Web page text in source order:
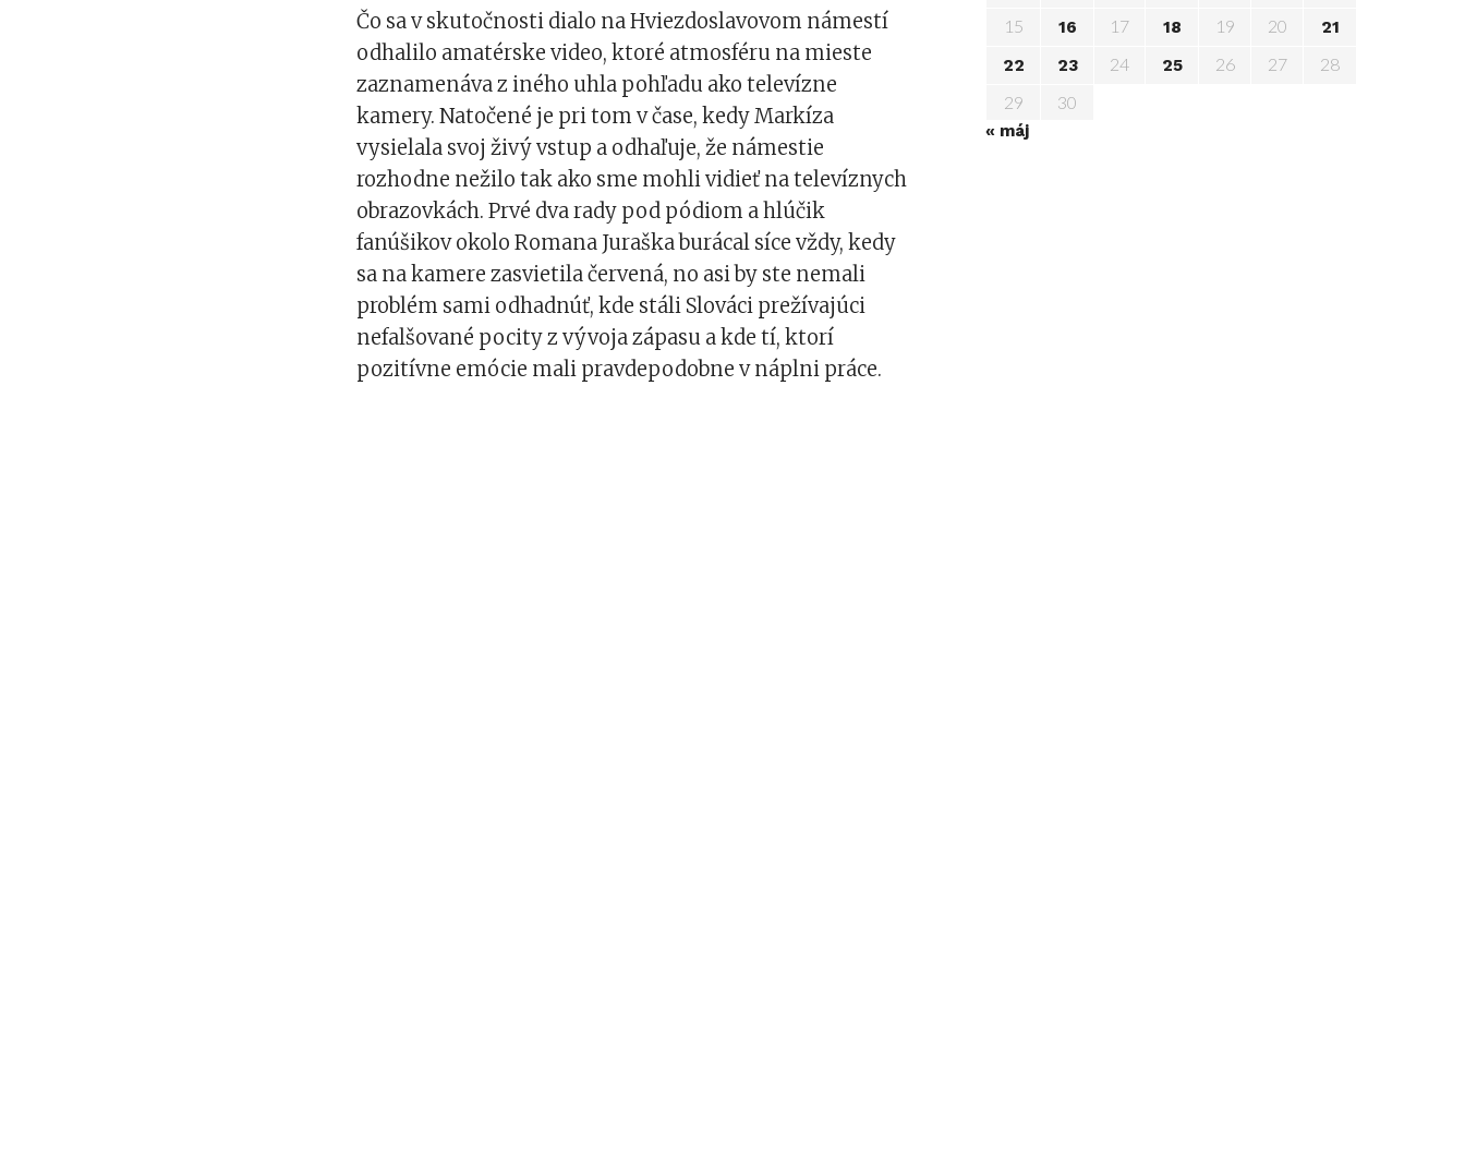
Čo sa v skutočnosti dialo na Hviezdoslavovom námestí
odhalilo amatérske video, ktoré atmosféru na mieste
zaznamenáva z iného uhla pohľadu ako televízne
kamery. Natočené je pri tom v čase, kedy Markíza
vysielala svoj živý vstup a odhaľuje, že námestie
rozhodne nežilo tak ako sme mohli vidieť na televíznych
obrazovkách. Prvé dva rady pod pódiom a hlúčik
fanúšikov okolo Romana Juraška burácal síce vždy, kedy
sa na kamere zasvietila červená, no asi by ste nemali
problém sami odhadnúť, kde stáli Slováci prežívajúci
nefalšované pocity z vývoja zápasu a kde tí, ktorí
pozitívne emócie mali pravdepodobne v náplni práce.
15 16 17 18 19 20
21
22
23 24 25 26 27
28
29
30
« máj